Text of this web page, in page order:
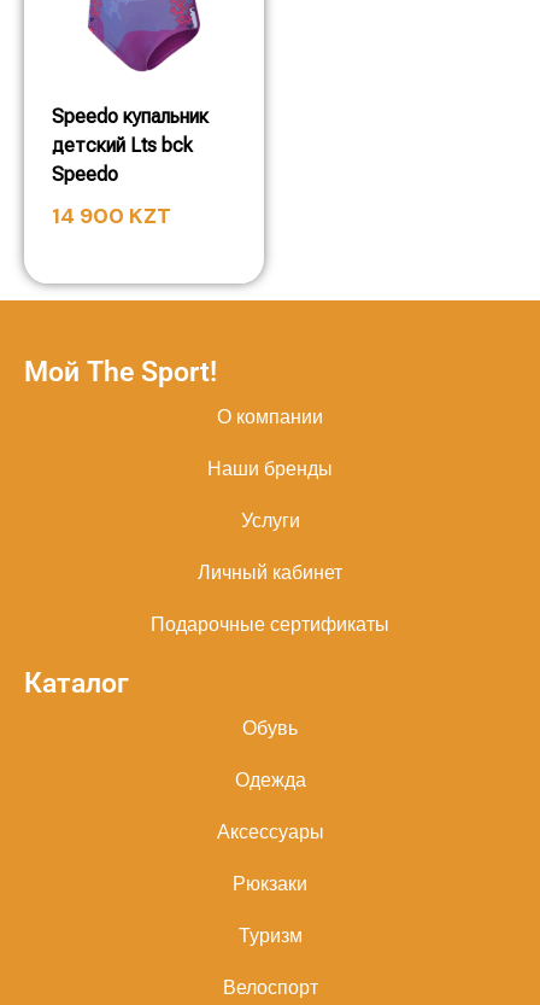
Speedo купальник
детский Lts bck
Speedo
14 900 KZT
Мой The Sport!
О компании
Наши бренды
Услуги
Личный кабинет
Подарочные сертификаты
Каталог
Обувь
Одежда
Аксессуары
Рюкзаки
Туризм
Велоспорт